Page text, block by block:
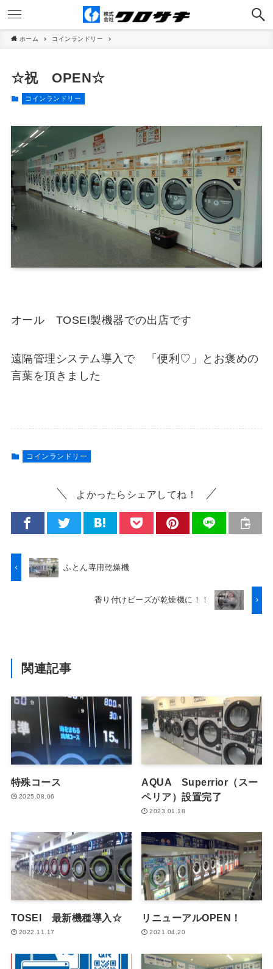
ホーム コインランドリー
☆祝 OPEN☆
コインランドリー
オール TOSEI製機器での出店です
遠隔管理システム導入で 「便利♡」とお褒めの
言葉を頂きました
コインランドリー
よかったらシェアしてね！
ふとん専用乾燥機
香り付けビーズが乾燥機に！！
関連記事
特殊コース
2025.08.06
AQUA Superrior（スー
ペリア）設置完了
2023.01.18
TOSEI 最新機種導入☆
2022.11.17
リニューアルOPEN！
2021.04.20